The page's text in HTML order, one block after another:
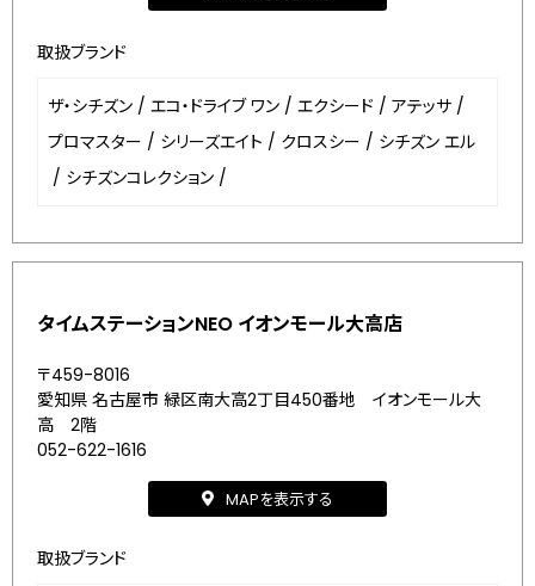
取扱ブランド
ザ・シチズン / エコ・ドライブ ワン / エクシード / アテッサ /
プロマスター / シリーズエイト / クロスシー / シチズン エル
/ シチズンコレクション /
タイムステーションNEO イオンモール大高店
〒459-8016
愛知県 名古屋市 緑区南大高2丁目450番地 イオンモール大
高 2階
052-622-1616
MAPを表示する
取扱ブランド